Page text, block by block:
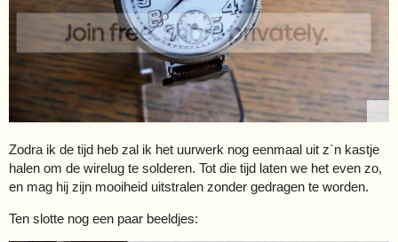
Zodra ik de tijd heb zal ik het uurwerk nog eenmaal uit z`n kastje
halen om de wirelug te solderen. Tot die tijd laten we het even zo,
en mag hij zijn mooiheid uitstralen zonder gedragen te worden.
Ten slotte nog een paar beeldjes: